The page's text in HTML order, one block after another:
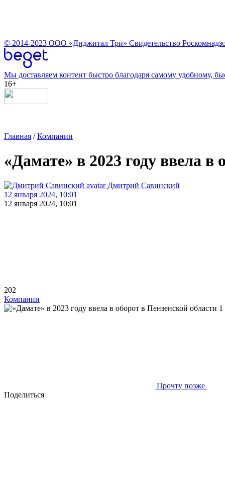
© 2014-2023 ООО «Диджитал Три» Свидетельство
Мы доставляем контент быстро благодаря самому удобному,
16+
Главная /Компании
«Дамате» в 2023 году ввела в
Дмитрий Савинский
12 января 2024, 10:01
12 января 2024, 10:01
202
Компании
Прочту позже
Поделиться